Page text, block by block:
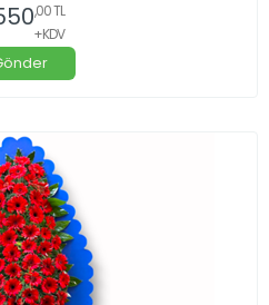
,00 TL
+KDV